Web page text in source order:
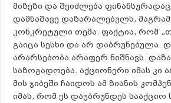
მიზეზი და შეიძლება
დამნაშავე დაზარალებულს,
კონკრეტული თემა. ფაქტია, რომ
გაიცა სესხი და არ დაბრუნებულა.
არარსებობა არაფერ ნიშნავს.
საზოგადოება. აქციონერი იმას კი
მის ჯიბეში ჩაიდოს ამ ზიანის
იმას, რომ ეს დაუბრუნდეს სააქციო